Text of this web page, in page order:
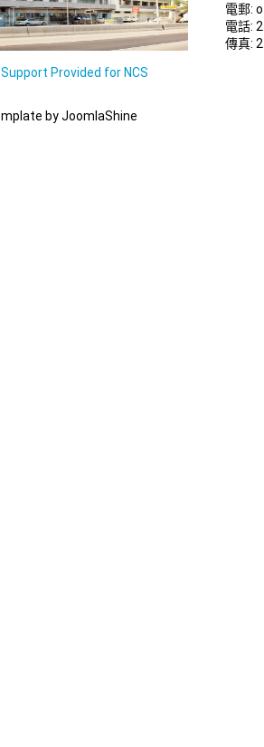
電郵:
電話:
傳真:
Provided for NCS
by JoomlaShine